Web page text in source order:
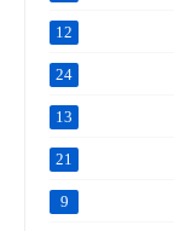
12
24
13
21
9